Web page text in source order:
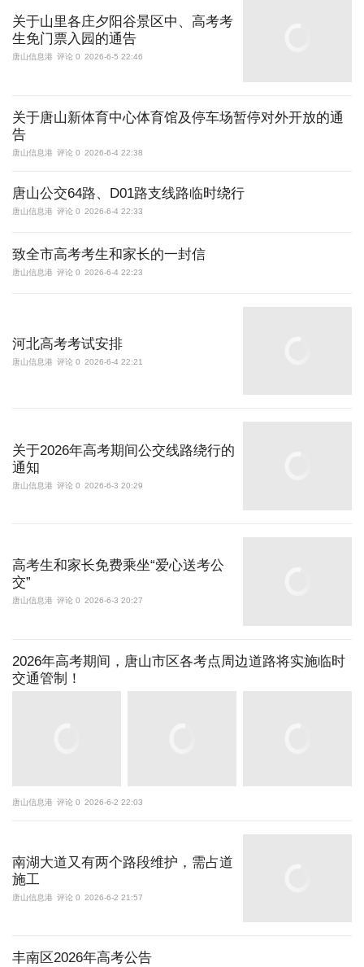
关于山里各庄夕阳谷景区中、高考考
生免门票入园的通告
唐山信息港 评论 0 2026-6-5 22:46
关于唐山新体育中心体育馆及停车场暂停对外开放的通
告
唐山信息港 评论 0 2026-6-4 22:38
唐山公交64路、D01路支线路临时绕行
唐山信息港 评论 0 2026-6-4 22:33
致全市高考考生和家长的一封信
唐山信息港 评论 0 2026-6-4 22:23
河北高考考试安排
唐山信息港 评论 0 2026-6-4 22:21
关于2026年高考期间公交线路绕行的
通知
唐山信息港 评论 0 2026-6-3 20:29
高考生和家长免费乘坐“爱心送考公
交”
唐山信息港 评论 0 2026-6-3 20:27
2026年高考期间，唐山市区各考点周边道路将实施临时
交通管制！
唐山信息港 评论 0 2026-6-2 22:03
南湖大道又有两个路段维护，需占道
施工
唐山信息港 评论 0 2026-6-2 21:57
丰南区2026年高考公告